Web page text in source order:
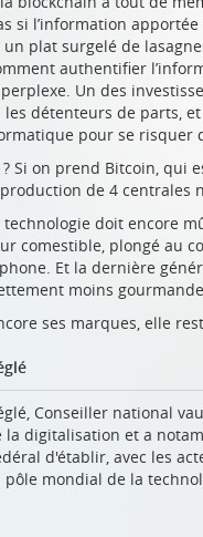
si l’information
plat surgelé de
authentifier
Un des
détenteurs de parts,
pour se risquer
Si on prend Bitcoin, qui
de 4 centrales
doit encore
comestible, plongé au
Et la dernière
moins
ses marques, elle
Conseiller national
la digitalisation et a
d'établir, avec les
pôle mondial de la